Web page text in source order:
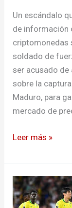
Un escándalo
de información
criptomonedas
soldado de
ser acusado
sobre la
Maduro, para
mercado de
Leer más »
Nantes
y